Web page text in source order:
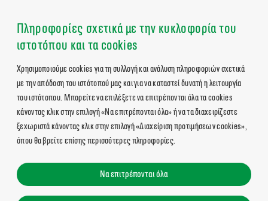
Πληροφορίες σχετικά με την κυκλοφορία του
ιστοτόπου και τα cookies
Χρησιμοποιούμε cookies για τη συλλογή και ανάλυση πληροφοριών σχετικά
με την απόδοση του ιστότοπού μας και για να καταστεί δυνατή η λειτουργία
του ιστότοπου. Μπορείτε να επιλέξετε να επιτρέπονται όλα τα cookies
κάνοντας κλικ στην επιλογή «Να επιτρέπονται όλα» ή να τα διαχειρίζεστε
ξεχωριστά κάνοντας κλικ στην επιλογή «Διαχείριση προτιμήσεων cookies»,
όπου θα βρείτε επίσης περισσότερες πληροφορίες.
Να επιτρέπονται όλα